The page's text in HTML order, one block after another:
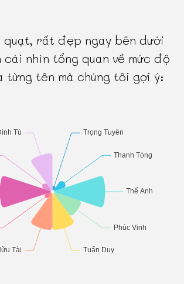
quạt, rất đẹp ngay bên dưới
nhìn tổng quan về mức độ
từng tên mà chúng tôi gợi ý: